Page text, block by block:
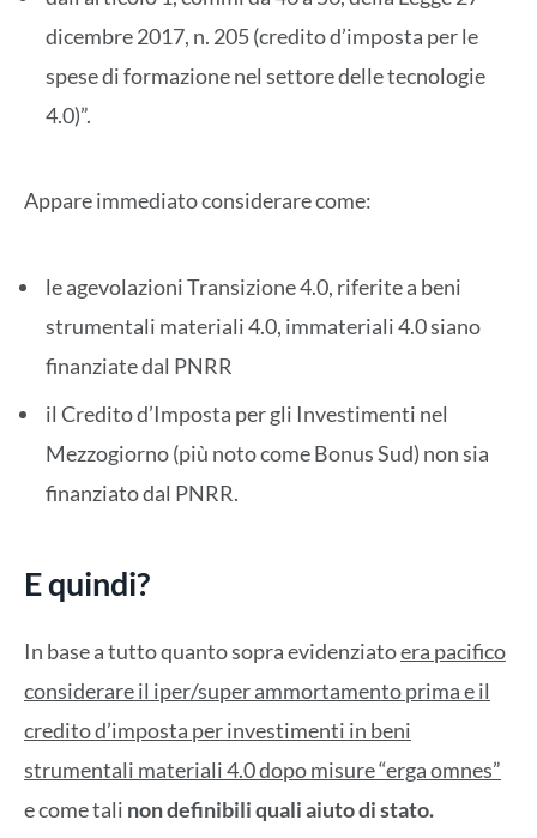
dicembre 2017, n. 205 (credito d’imposta per le
spese di formazione nel settore delle tecnologie
4.0)”.
Appare immediato considerare come:
le agevolazioni Transizione 4.0, riferite a beni
strumentali materiali 4.0, immateriali 4.0 siano
finanziate dal PNRR
il Credito d’Imposta per gli Investimenti nel
Mezzogiorno (più noto come Bonus Sud) non sia
finanziato dal PNRR.
E quindi?
In base a tutto quanto sopra evidenziatoera pacifico
considerare il iper/super ammortamento prima e il
credito d’imposta per investimenti in beni
strumentali materiali 4.0 dopo misure “erga omnes”
e come tali non definibili quali aiuto di stato.